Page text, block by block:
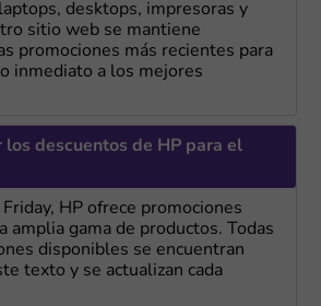
desktops, impresoras y
sitio web se mantiene
promociones más recientes para
inmediato a los mejores
los descuentos de HP para el
HP ofrece promociones
amplia gama de productos. Todas
disponibles se encuentran
texto y se actualizan cada